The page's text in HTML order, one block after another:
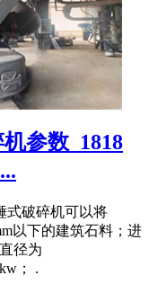
参数_1818
式破碎机可以将
以下的建筑石料；进
径为
； .